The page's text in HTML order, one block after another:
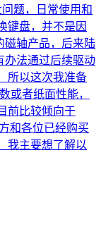
题，日常使用和
键盘，并不是因
磁轴产品，后来陆
办法通过后续驱动
所以这次我准备
或者纸面性能，
前比较倾向于
和各位已经购买
我主要想了解以